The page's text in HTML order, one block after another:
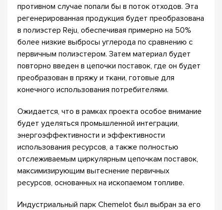
противном случае попали бы в поток отходов. Эта
регенерированная продукция будет преобразована
в полиэстер Reju, обеспечивая примерно на 50%
более низкие выбросы углерода по сравнению с
первичным полиэстером. Затем материал будет
повторно введен в цепочки поставок, где он будет
преобразован в пряжу и ткани, готовые для
конечного использования потребителями.
Ожидается, что в рамках проекта особое внимание
будет уделяться промышленной интеграции,
энергоэффективности и эффективности
использования ресурсов, а также полностью
отслеживаемым циркулярным цепочкам поставок,
максимизирующим вытеснение первичных
ресурсов, основанных на ископаемом топливе.
Индустриальный парк Chemelot был выбран за его